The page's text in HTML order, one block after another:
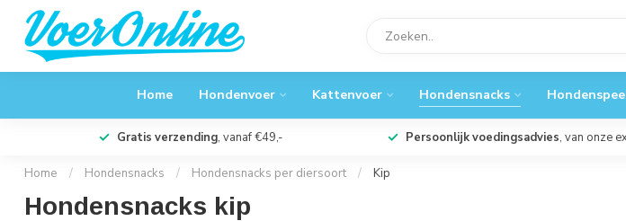
Home Hondenvoer Kattenvoer Hondensnacks
Gratis verzending, vanaf €49,- Persoonlijk voedingsadvies, van onze
Home / Hondensnacks / Hondensnacks per diersoort / Kip
Hondensnacks kip